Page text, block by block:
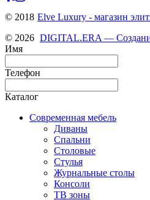
© 2018 Elve Luxury - магазин
© 2026 DIGITAL.ERA —
Имя
Телефон
Каталог
Современная мебель
Диваны
Спальни
Столовые
Стулья
Журнальные столы
Консоли
ТВ зоны